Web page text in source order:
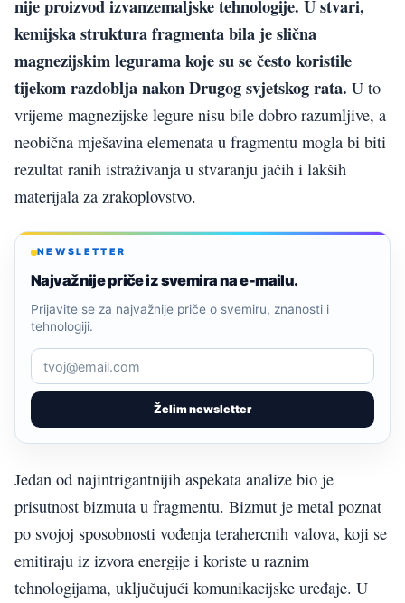
nije proizvod izvanzemaljske tehnologije. U stvari,
kemijska struktura fragmenta bila je slična
magnezijskim legurama koje su se često koristile
tijekom razdoblja nakon Drugog svjetskog rata. U to
vrijeme magnezijske legure nisu bile dobro razumljive, a
neobična mješavina elemenata u fragmentu mogla bi biti
rezultat ranih istraživanja u stvaranju jačih i lakših
materijala za zrakoplovstvo.
NEWSLETTER
Najvažnije priče iz svemira na e-mailu.
Želim newsletter
Prijavite se za najvažnije priče o svemiru, znanosti i
tehnologiji.
Jedan od najintrigantnijih aspekata analize bio je
prisutnost bizmuta u fragmentu. Bizmut je metal poznat
po svojoj sposobnosti vođenja terahercnih valova, koji se
emitiraju iz izvora energije i koriste u raznim
tehnologijama, uključujući komunikacijske uređaje. U